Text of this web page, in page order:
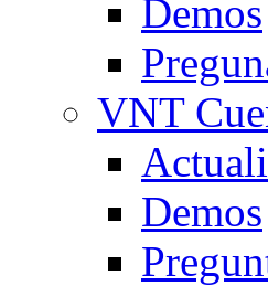
Demos
VNT
Demos